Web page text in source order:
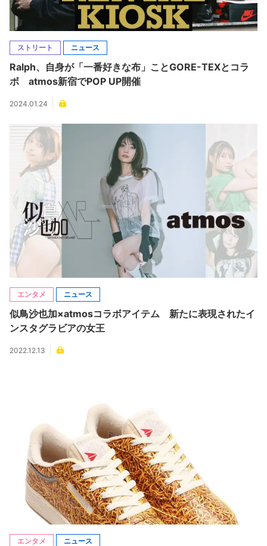
ストリート ニュース
Ralph、自身が「一番好きな布」ことGORE-TEXとコラ
ボ atmos新宿でPOP UP開催
2024.01.24
エンタメ ニュース
似鳥沙也加×atmosコラボアイテム 新たに表現されたイ
ンスタグラビアの女王
2022.12.13
エンタメ ニュース